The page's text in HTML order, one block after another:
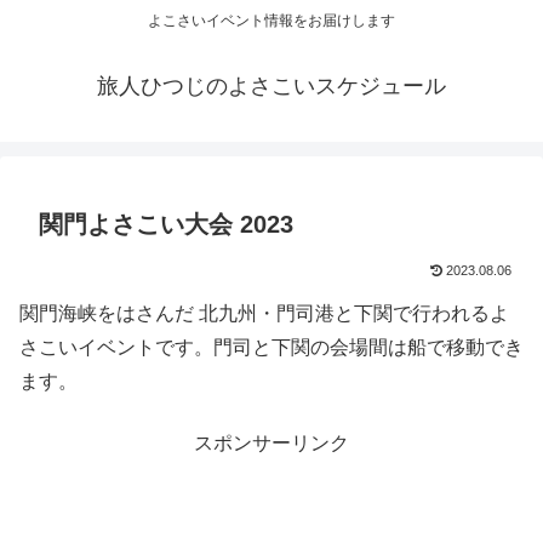
よこさいイベント情報をお届けします
旅人ひつじのよさこいスケジュール
関門よさこい大会 2023
2023.08.06
関門海峡をはさんだ 北九州・門司港と下関で行われるよ
さこいイベントです。門司と下関の会場間は船で移動でき
ます。
スポンサーリンク